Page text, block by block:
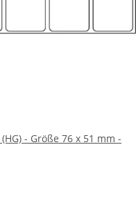
- Größe 76 x 51 mm -